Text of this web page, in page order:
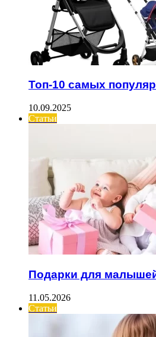
Топ-10 самых
10.09.2025
Статьи
Подарки для
11.05.2026
Статьи